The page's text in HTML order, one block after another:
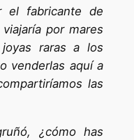
el fabricante de
por mares
raras a los
venderlas aquí a
las
¿cómo has